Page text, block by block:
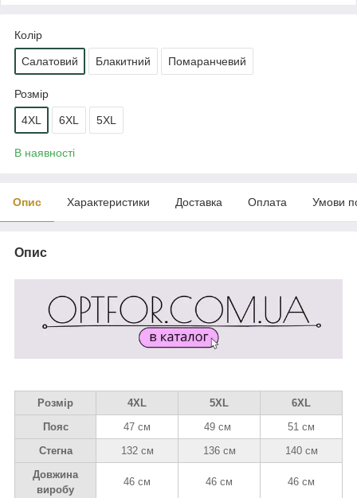
Колір
Салатовий Блакитний Помаранчевий
Розмір
4XL 6XL 5XL
В наявності
Опис Характеристики Доставка Оплата Умови
Опис
Розмір 4XL 5XL
6XL
Пояс
47 см 49 см
51 см
Стегна
132 см 136 см
140 см
Довжина
виробу
46 см 46 см 46 см